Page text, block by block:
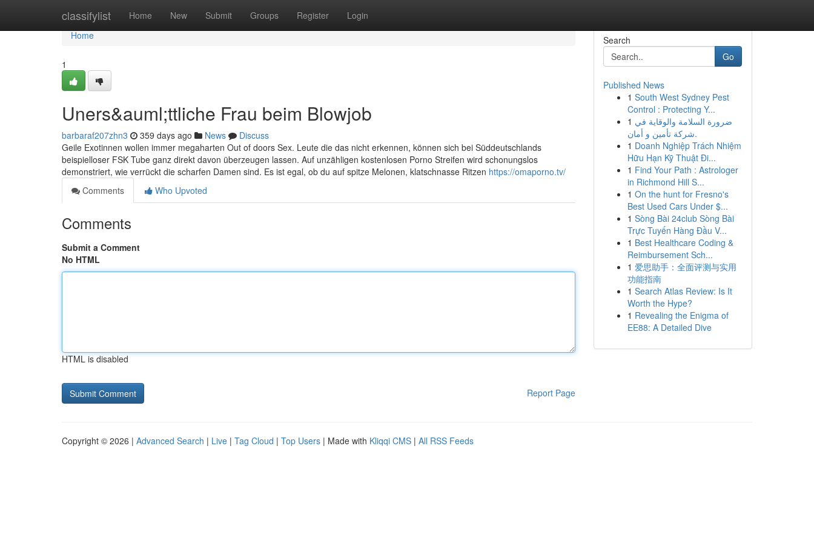
classifylist Home New Submit Groups Register Login
Home
Home
1
Uners&auml;ttliche Frau beim Blowjob
barbaraf207zhn3 359 days ago News
Discuss
Geile Exotinnen wollen immer megaharten Out of doors Sex. Leute die das nicht erkennen, können sich bei Süddeutschlands
beispielloser FSK Tube ganz direkt davon überzeugen lassen. Auf unzähligen kostenlosen Porno Streifen wird schonungslos
demonstriert, wie verrückt die scharfen Damen sind. Es ist egal, ob du auf spitze Melonen, klatschnasse Ritzen https://omaporno.tv/
Comments
Who Upvoted
Comments
Submit a Comment
No HTML
HTML is disabled
Report Page
Search
Go
Published News
1 South West Sydney Pest
Control : Protecting Y...
1 ضرورة السلامة والوقاية في
شركة تأمين و أمان.
1 Doanh Nghiệp Trách Nhiệm
Hữu Hạn Kỹ Thuật Đi...
1 Find Your Path : Astrologer
in Richmond Hill S...
1 On the hunt for Fresno's
Best Used Cars Under $...
1 Sòng Bài 24club Sòng Bài
Trực Tuyến Hàng Đầu V...
1 Best Healthcare Coding &
Reimbursement Sch...
1 爱思助手：全面评测与实用
功能指南
1 Search Atlas Review: Is It
Worth the Hype?
1 Revealing the Enigma of
EE88: A Detailed Dive
Copyright © 2026 | Advanced Search | Live | Tag Cloud | Top Users | Made with Kliqqi CMS | All RSS Feeds